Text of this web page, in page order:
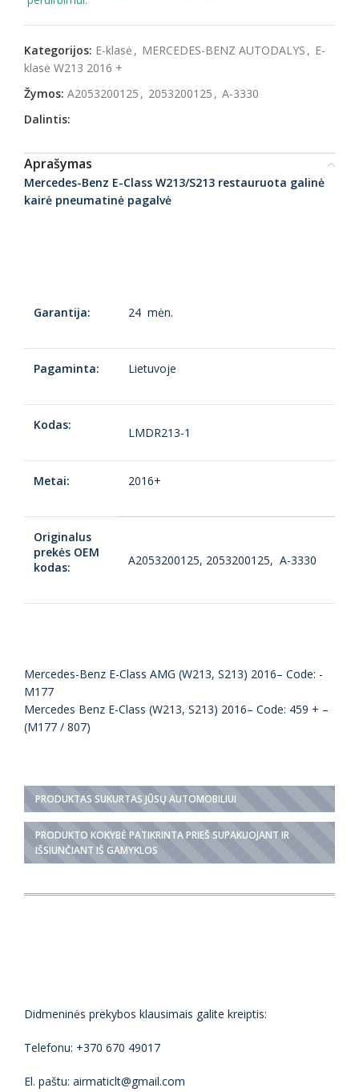
Kategorijos: E-klasė , MERCEDES-BENZ AUTODALYS , E-
klasė W213 2016 +
Žymos: A2053200125 , 2053200125 , A-3330
Dalintis:
Aprašymas
Mercedes-Benz E-Class W213/S213 restauruota galinė
kairė pneumatinė pagalvė
Garantija: 24 mėn.
Pagaminta: Lietuvoje
Kodas:
LMDR213-1
Metai: 2016+
Originalus
prekės OEM
kodas:
A2053200125, 2053200125, A-3330
Mercedes-Benz E-Class AMG (W213, S213) 2016– Code: -
M177
Mercedes Benz E-Class (W213, S213) 2016– Code: 459 + –
(M177 / 807)
PRODUKTAS SUKURTAS JŪSŲ AUTOMOBILIUI
PRODUKTO KOKYBĖ PATIKRINTA PRIEŠ SUPAKUOJANT IR
IŠSIUNČIANT IŠ GAMYKLOS
Didmeninės prekybos klausimais galite kreiptis:
Telefonu: +370 670 49017
El. paštu: airmaticlt@gmail.com